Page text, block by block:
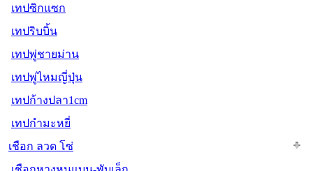
เทปซิกแซก
เทปริบบิ้น
เทปพู่ชายม่าน
เทปพู่ไหมญี่ปุ่น
เทปก้างปลา1cm
เทปกำมะหยี่
เชือก ลวด โซ่